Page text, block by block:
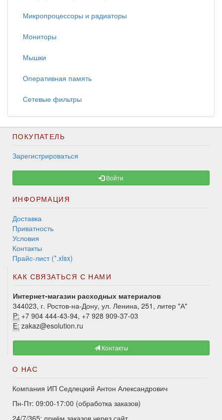
Микропроцессоры и радиаторы
Мониторы
Мышки
Оперативная память
Сетевые фильтры
ПОКУПАТЕЛЬ
Зарегистрироваться
Войти
ИНФОРМАЦИЯ
Доставка
Приватность
Условия
Контакты
Прайс-лист (*.xlsx)
КАК СВЯЗАТЬСЯ С НАМИ
Интернет-магазин расходных материалов
344023, г. Ростов-на-Дону, ул. Ленина, 251, литер "А"
P: +7 904 444-43-94, +7 928 909-37-03
E: zakaz@esolution.ru
Контакты
О НАС
Компания ИП Седлецкий Антон Александрович
Пн-Пт: 09:00-17:00 (обработка заказов)
24/7/365: приём заказов через сайт